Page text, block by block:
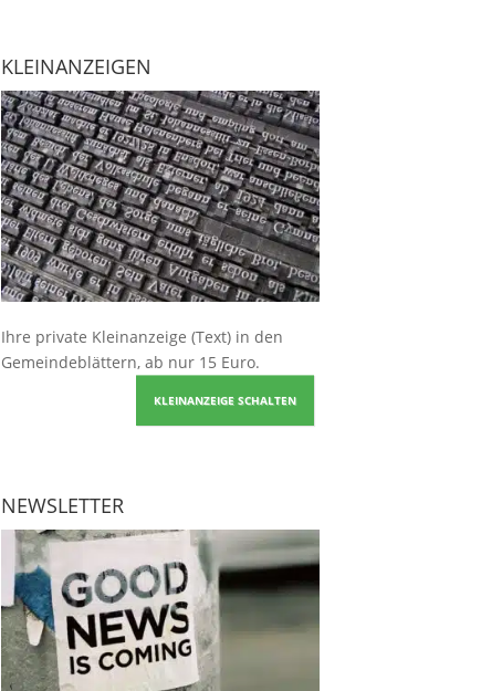
KLEINANZEIGEN
Ihre private Kleinanzeige (Text) in den
Gemeindeblättern, ab nur 15 Euro.
KLEINANZEIGE SCHALTEN
NEWSLETTER